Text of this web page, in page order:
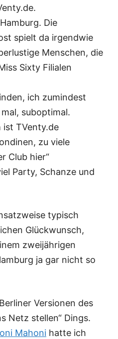
Die
spielt da irgendwie
Menschen, die
Sixty Filialen
ich zumindest
suboptimal.
ist TVenty.de
zu viele
Club hier“
Party, Schanze und
typisch
Glückwunsch,
zweijährigen
ja gar nicht so
Versionen des
Netz stellen“ Dings.
Mahoni hatte ich